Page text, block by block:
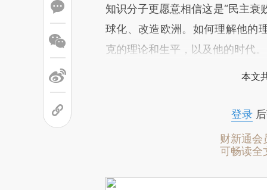
知识分子更愿意相信这是“民主衰
球化、改造欧洲。如何理解他的
克的理论和生平，以及他的时代。
本文
登录后
财新通会
可畅读全